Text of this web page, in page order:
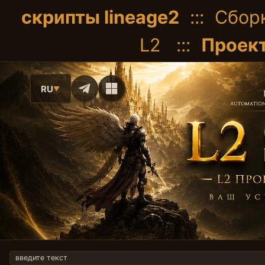
скрипты lineage2 :::
L2 :::
RU▼